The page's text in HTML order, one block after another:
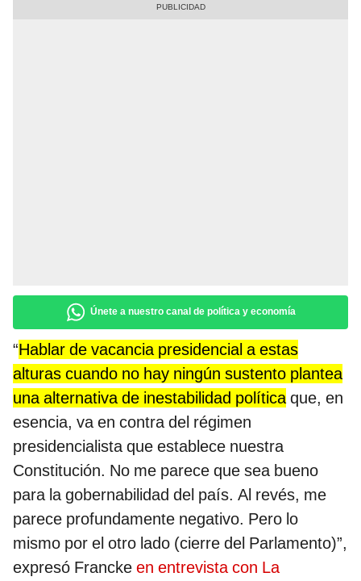
Únete a nuestro canal de política y economía
“Hablar de vacancia presidencial a estas
alturas cuando no hay ningún sustento plantea
una alternativa de inestabilidad políticaque, en
esencia, va en contra del régimen
presidencialista que establece nuestra
Constitución. No me parece que sea bueno
para la gobernabilidad del país. Al revés, me
parece profundamente negativo. Pero lo
mismo por el otro lado (cierre del Parlamento)”,
expresó Francke en entrevista con La